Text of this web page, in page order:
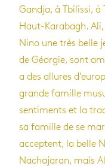
Gandja, à Tbilissi, à
Haut-Karabagh.
Nino une très belle
de Géorgie, sont
a des allures
grande famille
sentiments et la
sa famille de se
acceptent, la belle
Nachajaran, mais